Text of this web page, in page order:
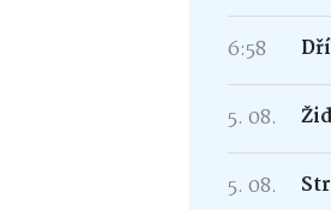
6:58
5. 08.
5. 08.